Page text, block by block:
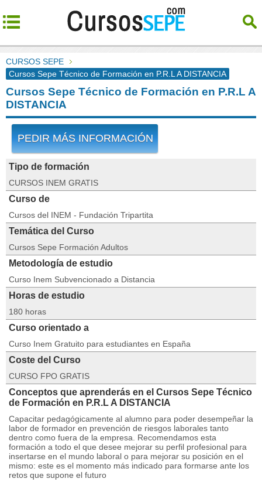
CURSOS SEPE
Cursos Sepe Técnico de Formación en P.R.L A DISTANCIA
Cursos Sepe Técnico de Formación en P.R.L A
DISTANCIA
PEDIR MÁS INFORMACIÓN
Tipo de formación
CURSOS INEM GRATIS
Curso de
Cursos del INEM - Fundación Tripartita
Temática del Curso
Cursos Sepe Formación Adultos
Metodología de estudio
Curso Inem Subvencionado a Distancia
Horas de estudio
180 horas
Curso orientado a
Curso Inem Gratuito para estudiantes en España
Coste del Curso
CURSO FPO GRATIS
Conceptos que aprenderás en el Cursos Sepe Técnico
de Formación en P.R.L A DISTANCIA
Capacitar pedagógicamente al alumno para poder desempeñar la
labor de formador en prevención de riesgos laborales tanto
dentro como fuera de la empresa. Recomendamos esta
formación a todo el que desee mejorar su perfil profesional para
insertarse en el mundo laboral o para mejorar su posición en el
mismo: este es el momento más indicado para formarse ante los
retos que supone el futuro